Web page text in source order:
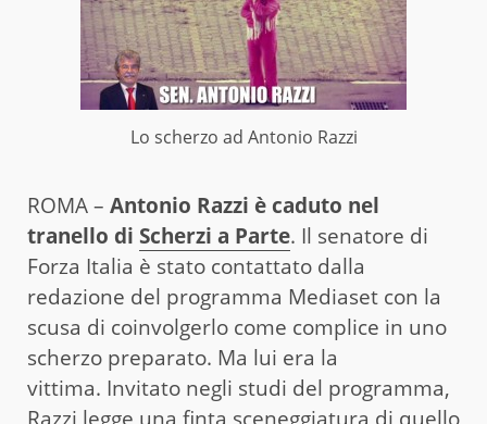
Lo scherzo ad Antonio Razzi
ROMA – Antonio Razzi è caduto nel
tranello di Scherzi a Parte. Il senatore di
Forza Italia è stato contattato dalla
redazione del programma Mediaset con la
scusa di coinvolgerlo come complice in uno
scherzo preparato. Ma lui era la
vittima. Invitato negli studi del programma,